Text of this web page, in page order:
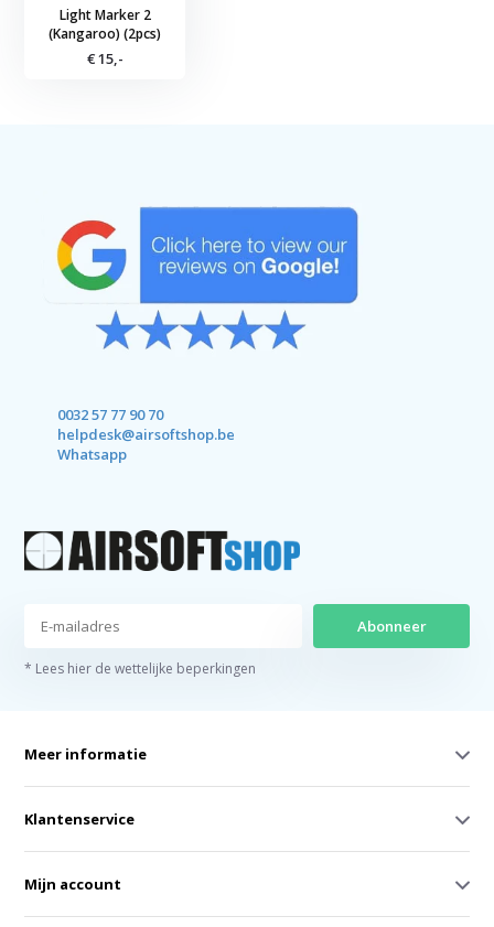
Light Marker 2
(Kangaroo) (2pcs)
€ 15,-
0032 57 77 90 70
helpdesk@airsoftshop.be
Whatsapp
Abonneer
* Lees hier de wettelijke beperkingen
Meer informatie
Klantenservice
Mijn account